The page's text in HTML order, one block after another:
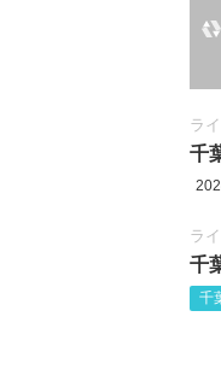
ラ
千
ラ
千
千